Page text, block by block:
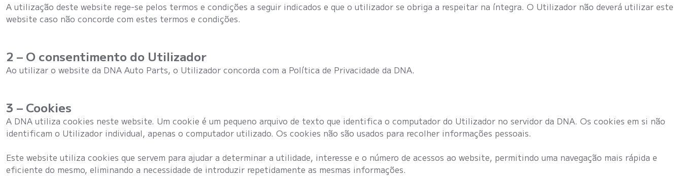
A utilização deste website rege-se pelos termos e condições a seguir indicados e que o utilizador se obriga a respeitar na íntegra. O Utilizador não deverá utilizar este
website caso não concorde com estes termos e condições.
2 – O consentimento do Utilizador
Ao utilizar o website da DNA Auto Parts, o Utilizador concorda com a Política de Privacidade da DNA.
3 – Cookies
A DNA utiliza cookies neste website. Um cookie é um pequeno arquivo de texto que identifica o computador do Utilizador no servidor da DNA. Os cookies em si não
identificam o Utilizador individual, apenas o computador utilizado. Os cookies não são usados para recolher informações pessoais.
Este website utiliza cookies que servem para ajudar a determinar a utilidade, interesse e o número de acessos ao website, permitindo uma navegação mais rápida e
eficiente do mesmo, eliminando a necessidade de introduzir repetidamente as mesmas informações.